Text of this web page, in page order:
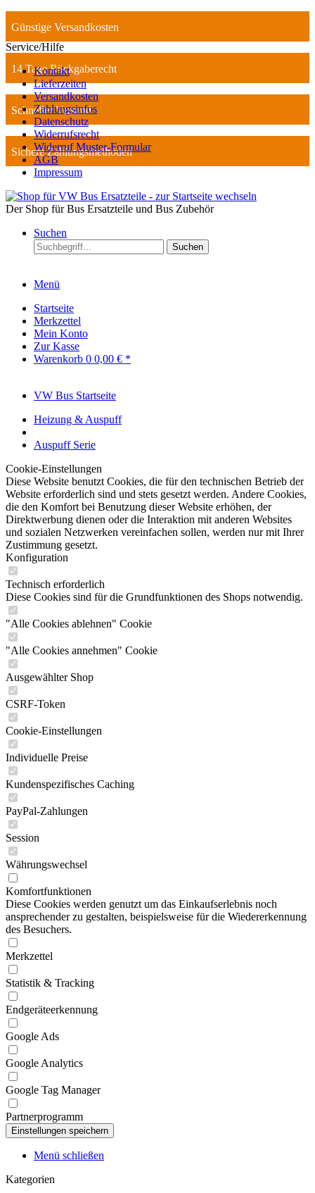
Günstige Versandkosten
14 Tage Rückgaberecht
Schneller Versand
Sichere Zahlungsmethoden
Service/Hilfe
Kontakt
Lieferzeiten
Versandkosten
Zahlungsinfos
Datenschutz
Widerrufsrecht
Widerruf Muster-Formular
AGB
Impressum
Der Shop für Bus Ersatzteile und Bus Zubehör
Suchen
Suchen
Menü
Startseite
Merkzettel
Mein Konto
Zur Kasse
Warenkorb 0 0,00 € *
VW Bus Startseite
Heizung & Auspuff
Auspuff Serie
Cookie-Einstellungen
Diese Website benutzt Cookies, die für den technischen Betrieb der
Website erforderlich sind und stets gesetzt werden. Andere Cookies,
die den Komfort bei Benutzung dieser Website erhöhen, der
Direktwerbung dienen oder die Interaktion mit anderen Websites
und sozialen Netzwerken vereinfachen sollen, werden nur mit Ihrer
Zustimmung gesetzt.
Konfiguration
Technisch erforderlich
Diese Cookies sind für die Grundfunktionen des Shops notwendig.
"Alle Cookies ablehnen" Cookie
"Alle Cookies annehmen" Cookie
Ausgewählter Shop
CSRF-Token
Cookie-Einstellungen
Individuelle Preise
Kundenspezifisches Caching
PayPal-Zahlungen
Session
Währungswechsel
Komfortfunktionen
Diese Cookies werden genutzt um das Einkaufserlebnis noch
ansprechender zu gestalten, beispielsweise für die Wiedererkennung
des Besuchers.
Merkzettel
Statistik & Tracking
Endgeräteerkennung
Google Ads
Google Analytics
Google Tag Manager
Partnerprogramm
Menü schließen
Kategorien